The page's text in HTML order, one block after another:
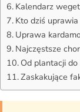
Kalendarz
Kto dziś
Uprawa
Najczęstsze
Od plantacji
Zaskakujące